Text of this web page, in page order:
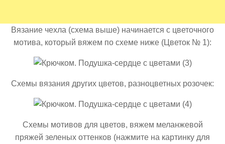
Вязание чехла (схема выше) начинается с цветочного
мотива, который вяжем по схеме ниже (Цветок № 1):
Схемы вязания других цветов, разноцветных розочек:
Схемы мотивов для цветов, вяжем меланжевой
пряжей зеленых оттенков (нажмите на картинку для